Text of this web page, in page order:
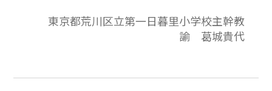
たしたちのくらし」で行った。小単元の始
めのニュース番組の学習から，児童は学習
とを書き込んだり，重要なところに線を引
東京都荒川区立第一日暮里小学校主幹教
諭 葛城貴代